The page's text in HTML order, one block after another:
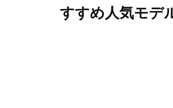
すすめ人気モデ